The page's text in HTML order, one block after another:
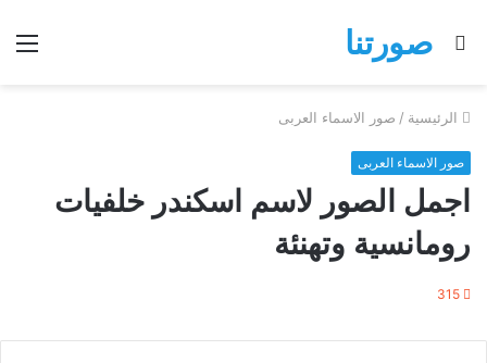
صورتنا
بحث
الرئيسية / صور الاسماء العربى
صور الاسماء العربى
اجمل الصور لاسم اسكندر خلفيات
رومانسية وتهنئة
315